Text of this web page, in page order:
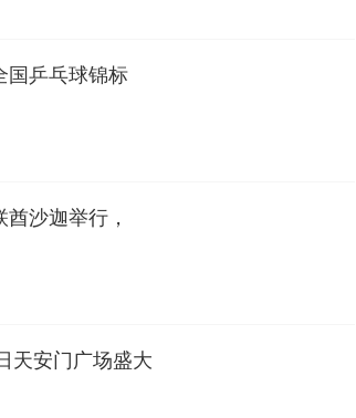
国乒乓球锦标
沙迦举行，
天安门广场盛大